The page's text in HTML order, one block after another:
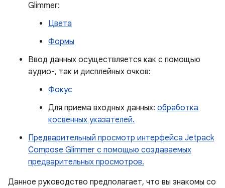
Glimmer:
Цвета
Формы
Ввод данных осуществляется как с помощью
аудио-, так и дисплейных очков:
Фокус
Для приема входных данных: обработка
косвенных указателей.
Предварительный просмотр интерфейса Jetpack
Compose Glimmer с помощью создаваемых
предварительных просмотров.
Данное руководство предполагает, что вы знакомы со